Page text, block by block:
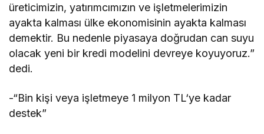
üreticimizin, yatırımcımızın ve işletmelerimizin
ayakta kalması ülke ekonomisinin ayakta kalması
demektir. Bu nedenle piyasaya doğrudan can suyu
olacak yeni bir kredi modelini devreye koyuyoruz.”
dedi.
-“Bin kişi veya işletmeye 1 milyon TL‘ye kadar
destek”